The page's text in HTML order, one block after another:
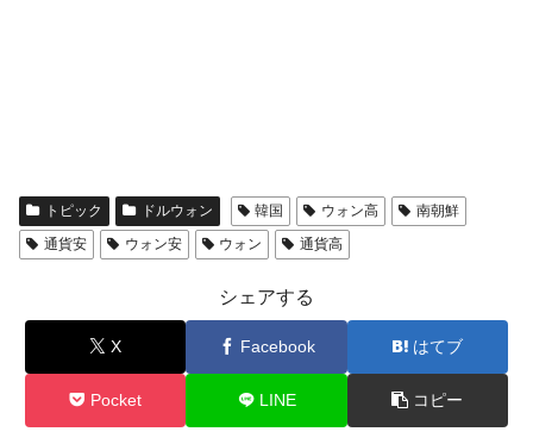
トピック ドルウォン 韓国 ウォン高
南朝鮮
通貨安
ウォン安 ウォン 通貨高
シェアする
X Facebook はてブ
Pocket LINE コピー